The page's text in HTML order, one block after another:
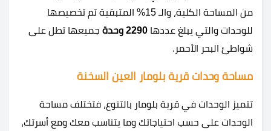
من المساحة الكلية، والـ 15% المتبقية تم تخصيصها
للوحدات والتي يبلغ عددها 2290 وحدة
جميعها تطل على
شواطئ البحر الأحمر.
مساحة وحدات قرية بلومار العين السخنة
تتميز الوحدات في قرية بلومار بالتنوع، فتختلف مساحة
الوحدات على حسب احتياجاتك وما يتناسب معك ومع أسرتك،